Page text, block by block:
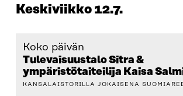
Keskiviikko 12.7.
Koko päivän
Tulevaisuustalo Sitra &
ympäristötaiteilija Kaisa
KANSALAISTORILLA JOKAISENA